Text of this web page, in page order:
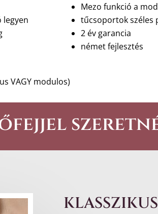
legyen
Mezo funkció a
tűcsoportok széles
2 év garancia
német fejlesztés
VAGY modulos)
KLASSZIKUS